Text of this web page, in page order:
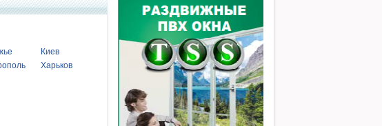
Киев
Харьков